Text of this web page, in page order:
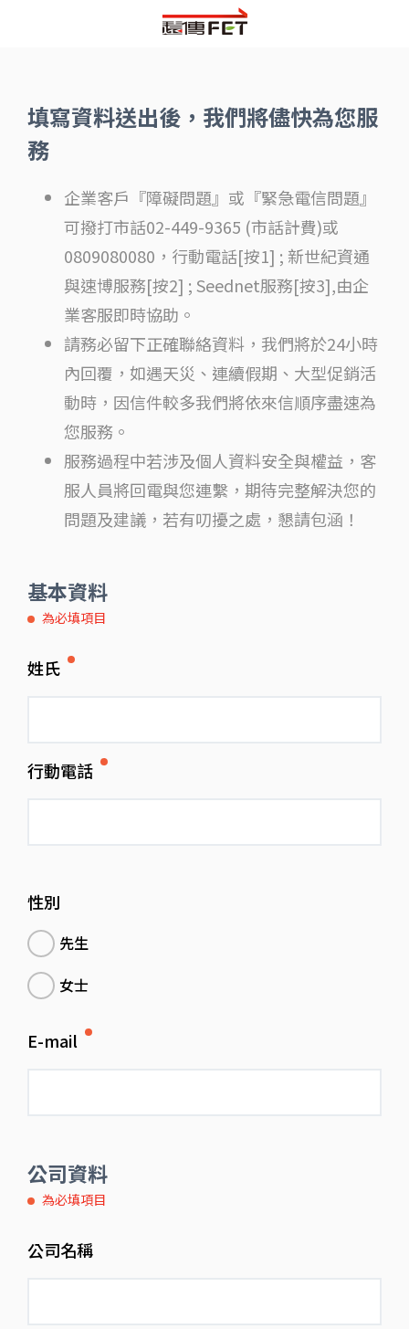
填寫資料送出後，我們將儘快為您服
務
企業客戶『障礙問題』或『緊急電信問題』
可撥打市話02-449-9365 (市話計費)或
0809080080，行動電話[按1] ; 新世紀資通
與速博服務[按2] ; Seednet服務[按3],由企
業客服即時協助。
請務必留下正確聯絡資料，我們將於24小時
內回覆，如遇天災、連續假期、大型促銷活
動時，因信件較多我們將依來信順序盡速為
您服務。
服務過程中若涉及個人資料安全與權益，客
服人員將回電與您連繫，期待完整解決您的
問題及建議，若有叨擾之處，懇請包涵！
基本資料
為必填項目
姓氏
行動電話
性別
先生
女士
E-mail
公司資料
為必填項目
公司名稱